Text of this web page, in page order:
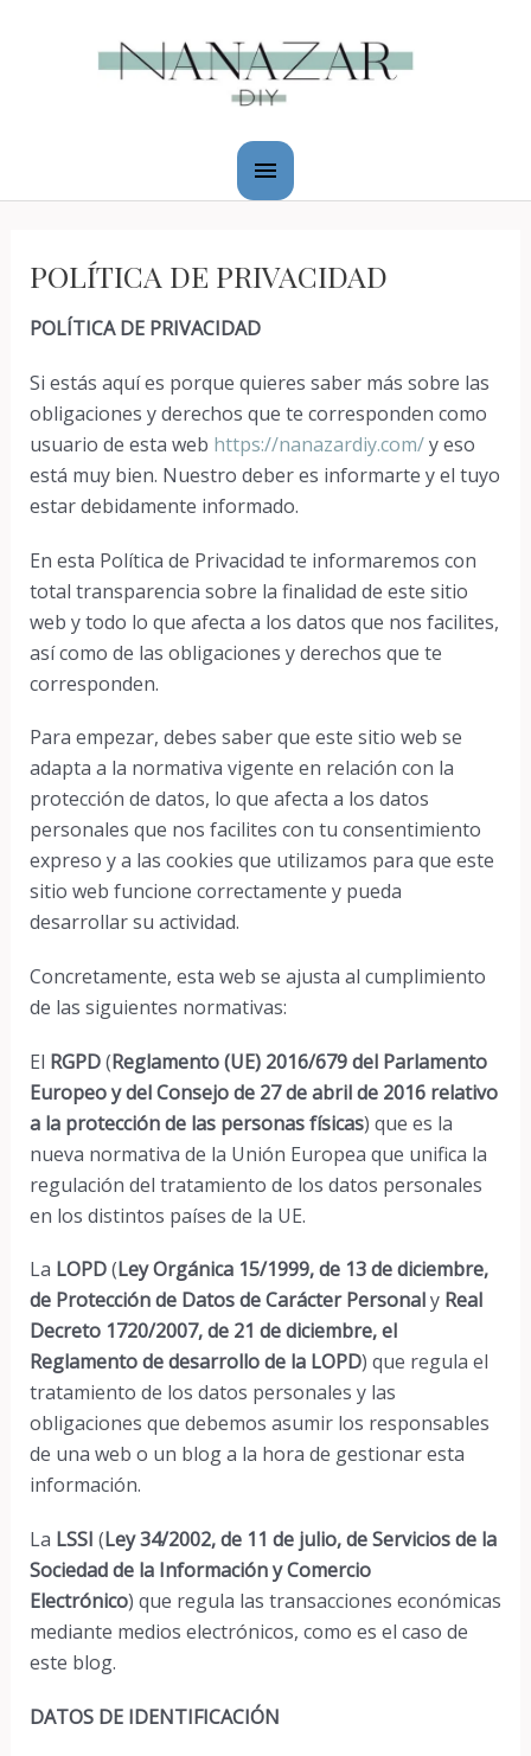
principal
POLÍTICA DE PRIVACIDAD
POLÍTICA DE PRIVACIDAD
Si estás aquí es porque quieres saber más sobre las
obligaciones y derechos que te corresponden como
usuario de esta web https://nanazardiy.com/y eso
está muy bien. Nuestro deber es informarte y el tuyo
estar debidamente informado.
En esta Política de Privacidad te informaremos con
total transparencia sobre la finalidad de este sitio
web y todo lo que afecta a los datos que nos facilites,
así como de las obligaciones y derechos que te
corresponden.
Para empezar, debes saber que este sitio web se
adapta a la normativa vigente en relación con la
protección de datos, lo que afecta a los datos
personales que nos facilites con tu consentimiento
expreso y a las cookies que utilizamos para que este
sitio web funcione correctamente y pueda
desarrollar su actividad.
Concretamente, esta web se ajusta al cumplimiento
de las siguientes normativas:
El RGPD(Reglamento (UE) 2016/679 del Parlamento
Europeo y del Consejo de 27 de abril de 2016 relativo
a la protección de las personas físicas) que es la
nueva normativa de la Unión Europea que unifica la
regulación del tratamiento de los datos personales
en los distintos países de la UE.
La LOPD(Ley Orgánica 15/1999, de 13 de diciembre,
de Protección de Datos de Carácter Personaly Real
Decreto 1720/2007, de 21 de diciembre, el
Reglamento de desarrollo de la LOPD) que regula el
tratamiento de los datos personales y las
obligaciones que debemos asumir los responsables
de una web o un blog a la hora de gestionar esta
información.
La LSSI (Ley 34/2002, de 11 de julio, de Servicios de la
Sociedad de la Información y Comercio
Electrónico) que regula las transacciones económicas
mediante medios electrónicos, como es el caso de
este blog.
DATOS DE IDENTIFICACIÓN